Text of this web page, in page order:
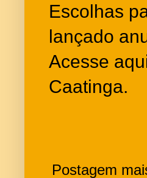
Escolhas
lançado
Acesse
Caatinga.
Postagem